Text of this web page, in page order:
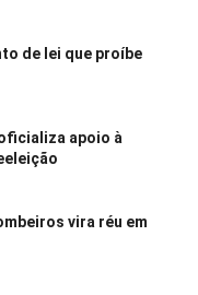
de lei que proíbe
apoio à
vira réu em